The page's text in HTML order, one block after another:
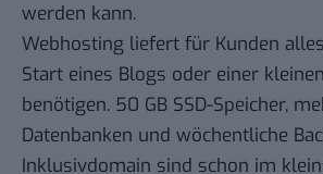
werden kann.
Webhosting liefert für Kunden
Start eines Blogs oder einer
benötigen. 50 GB SSD-Speicher,
Datenbanken und wöchentliche
Inklusivdomain sind schon im